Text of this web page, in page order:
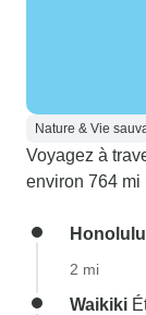
Nature & Vie
Voyagez à
environ 764 mi
Honolulu
2 mi
Waikiki